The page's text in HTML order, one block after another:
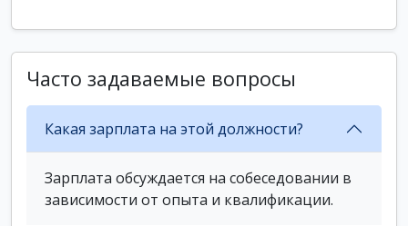
Часто задаваемые вопросы
Какая зарплата на этой должности?
Зарплата обсуждается на собеседовании в
зависимости от опыта и квалификации.